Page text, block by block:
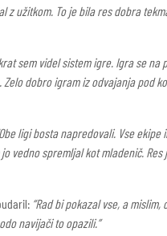
užitkom. To je bila res dobra
sem videl sistem igre. Igra se na
dobro igram iz odvajanja pod
ligi bosta napredovali. Vse
vedno spremljal kot mladenič.
“Rad bi pokazal vse, a
navijači to opazili.”